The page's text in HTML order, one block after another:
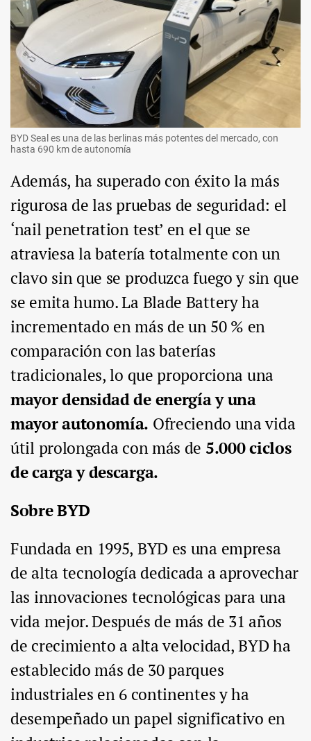
BYD Seal es una de las berlinas más potentes del mercado, con
hasta 690 km de autonomía
Además, ha superado con éxito la más
rigurosa de las pruebas de seguridad: el
‘nail penetration test’ en el que se
atraviesa la batería totalmente con un
clavo sin que se produzca fuego y sin que
se emita humo. La Blade Battery ha
incrementado en más de un 50 % en
comparación con las baterías
tradicionales, lo que proporciona una
mayor densidad de energía y una
mayor autonomía. Ofreciendo una vida
útil prolongada con más de 5.000 ciclos
de carga y descarga.
Sobre BYD
Fundada en 1995, BYD es una empresa
de alta tecnología dedicada a aprovechar
las innovaciones tecnológicas para una
vida mejor. Después de más de 31 años
de crecimiento a alta velocidad, BYD ha
establecido más de 30 parques
industriales en 6 continentes y ha
desempeñado un papel significativo en